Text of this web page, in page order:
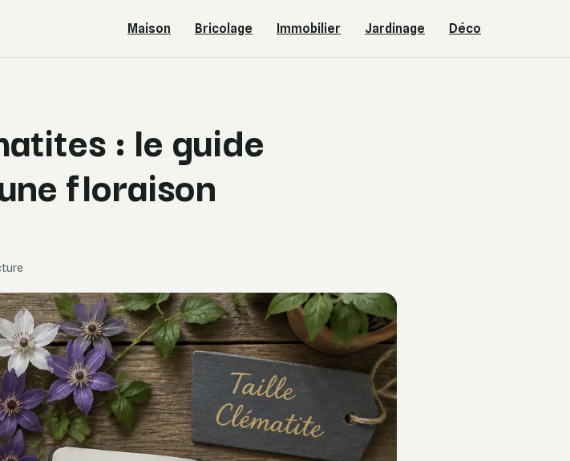
Maison Bricolage Immobilier Jardinage Déco
: le guide
floraison